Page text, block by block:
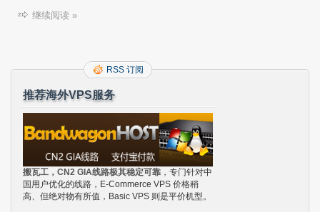
继续阅读 »
RSS 订阅
推荐海外VPS服务
搬瓦工，CN2 GIA线路极其稳定可靠 ，专门针对中
国用户优化的线路，E-Commerce VPS 价格稍
高、但绝对物有所值，Basic VPS 则是平价机型。